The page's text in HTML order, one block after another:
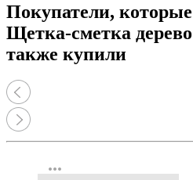
Покупатели,
Щетка-сметка
также купили
more_horiz